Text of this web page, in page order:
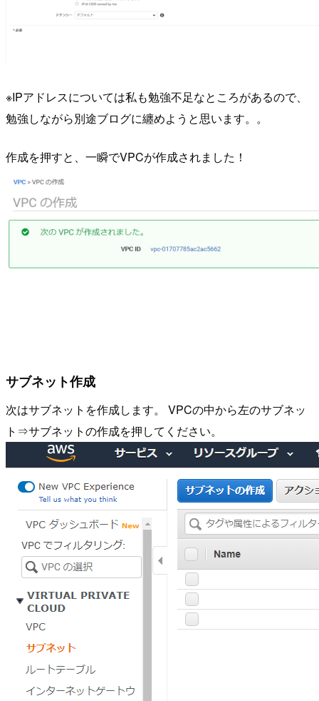
※IPアドレスについては私も勉強不足なところがあるので、
勉強しながら別途ブログに纏めようと思います。。
作成を押すと、一瞬でVPCが作成されました！
サブネット作成
次はサブネットを作成します。 VPCの中から左のサブネッ
ト⇒サブネットの作成を押してください。